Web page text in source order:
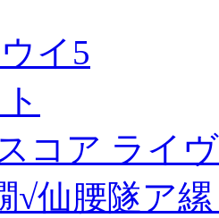
イ5
コア ライ
√仙腰隧ア縲